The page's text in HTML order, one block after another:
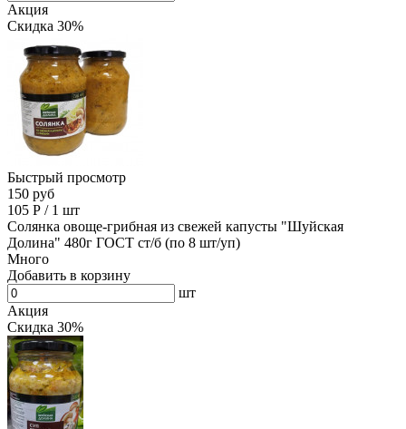
Акция
Скидка 30%
Быстрый просмотр
150 руб
105 Р / 1 шт
Солянка овоще-грибная из свежей капусты "Шуйская
Долина" 480г ГОСТ ст/б (по 8 шт/уп)
Много
Добавить в корзину
шт
Акция
Скидка 30%